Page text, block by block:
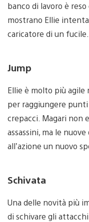
banco di lavoro è
mostrano Ellie
caricatore di un
Jump
Ellie è molto più agile
per raggiungere
crepacci. Magari non
assassini, ma le
all’azione un nuovo
Schivata
Una delle novità più
di schivare gli